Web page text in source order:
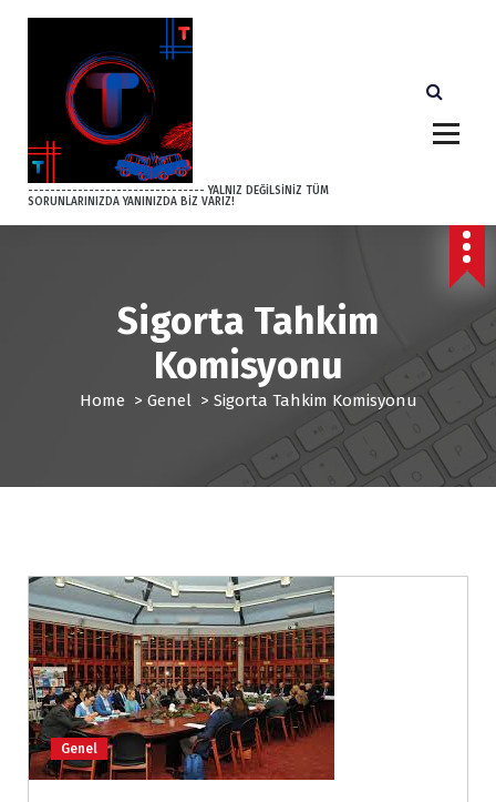
t
-------------------------------- YALNIZ DEĞİLSİNİZ TÜM
SORUNLARINIZDA YANINIZDA BİZ VARIZ!
Sigorta Tahkim
Komisyonu
Home > Genel> Sigorta Tahkim Komisyonu
Genel